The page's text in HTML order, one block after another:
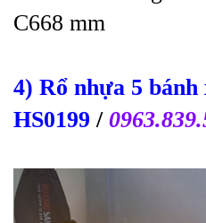
C668 mm
4) Rổ nhựa 5 bánh
HS0199 /